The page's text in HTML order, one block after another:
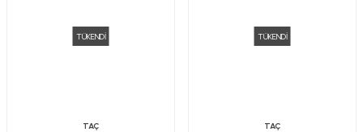
TÜKENDİ
TAÇ
TÜKENDİ
TAÇ